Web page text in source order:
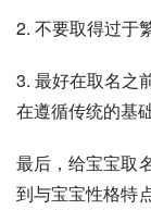
2. 不要取得过于
3. 最好在取名之
在遵循传统的基
最后，给宝宝取
到与宝宝性格特